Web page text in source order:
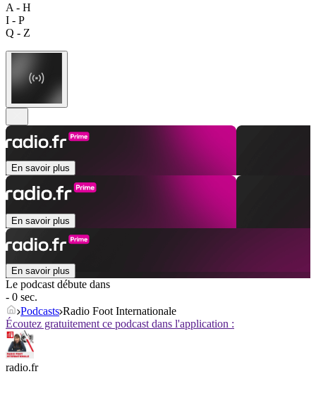
A - H
I - P
Q - Z
En savoir plus
En savoir plus
En savoir plus
Le podcast débute dans
- 0 sec.
Podcasts Radio Foot Internationale
Écoutez gratuitement ce podcast dans l'application :
radio.fr